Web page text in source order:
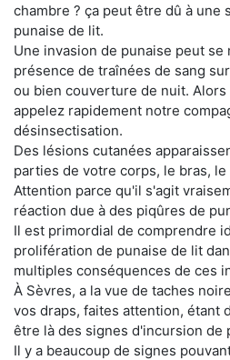
chambre ? ça peut être dû à une
punaise de lit.
Une invasion de punaise peut se
présence de traînées de sang
ou bien couverture de nuit. Alors
appelez rapidement notre
désinsectisation.
Des lésions cutanées
parties de votre corps, le bras,
Attention parce qu'il s'agit
réaction due à des piqûres de
Il est primordial de comprendre
prolifération de punaise de lit
multiples conséquences de ces
À Sèvres, a la vue de taches
vos draps, faites attention, étant
être là des signes d'incursion de
Il y a beaucoup de signes